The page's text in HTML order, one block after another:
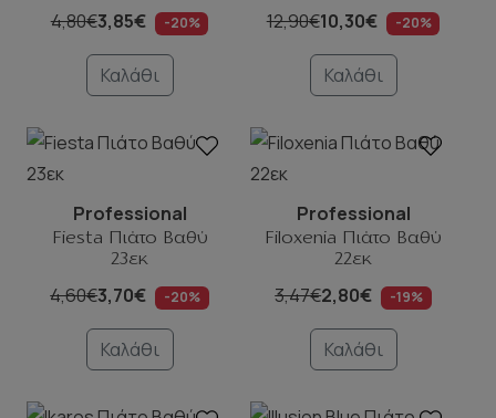
4,80€3,85€ -20%
Καλάθι
12,90€10,30€ -20%
Καλάθι
Professional
Fiesta Πιάτο Βαθύ
23εκ
4,60€3,70€ -20%
Καλάθι
Professional
Filoxenia Πιάτο Βαθύ
22εκ
3,47€2,80€ -19%
Καλάθι